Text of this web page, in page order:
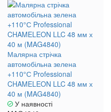
Малярна стрічка
автомобільна зелена
+110°С Professional
CHAMELEON LLC 48 мм х
40 м (MAG4840)
У наявності